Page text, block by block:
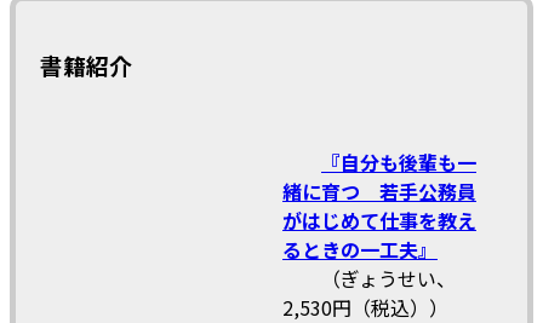
書籍紹介
『自分も後輩も一
緒に育つ 若手公務員
がはじめて仕事を教え
るときの一工夫』
（ぎょうせい、
2,530円（税込））